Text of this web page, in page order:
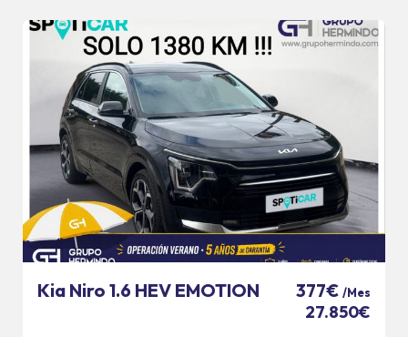
Kia Niro 1.6 HEV EMOTION 377€ /Mes
27.850€